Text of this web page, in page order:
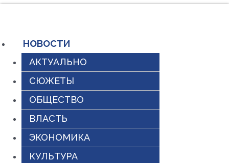
содержимому
НОВОСТИ
АКТУАЛЬНО
СЮЖЕТЫ
ОБЩЕСТВО
ВЛАСТЬ
ЭКОНОМИКА
КУЛЬТУРА